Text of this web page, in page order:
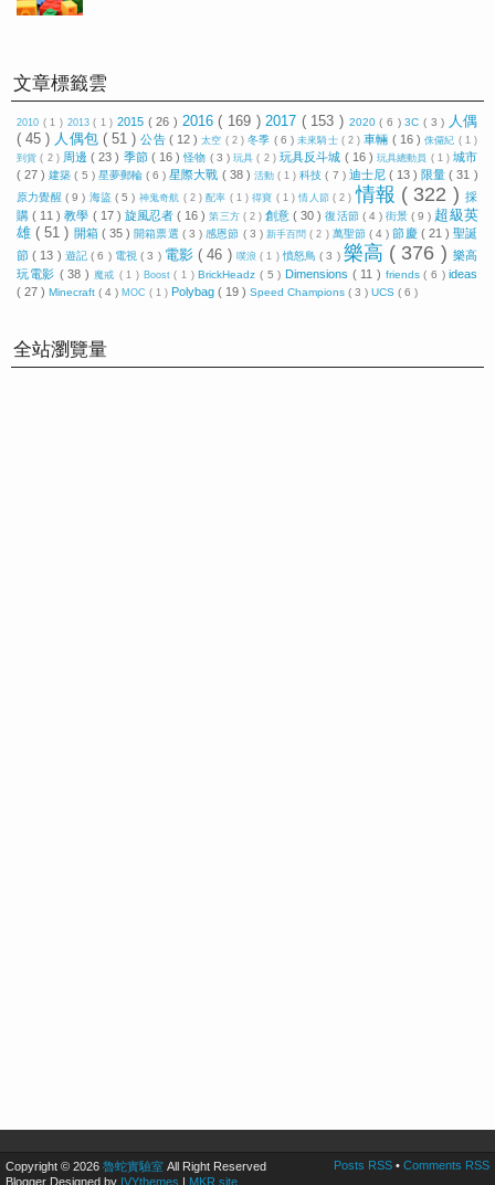
文章標籤雲
2010 ( 1 ) 2013( 1 )2015 ( 26 ) 2016( 169 )2017 ( 153 ) 2020( 6 )3C ( 3 ) 人偶
( 45 ) 人偶包( 51 )公告 ( 12 )太空 ( 2 )冬季 ( 6 )未來騎士 ( 2 )車輛 ( 16 )侏儸紀 ( 1 )
到貨( 2 ) 周邊( 23 ) 季節 ( 16 )怪物 ( 3 ) 玩具( 2 ) 玩具反斗城 ( 16 ) 玩具總動員 ( 1 ) 城市
( 27 )建築( 5 ) 星夢郵輪( 6 )星際大戰 ( 38 ) 活動( 1 )科技( 7 ) 迪士尼 ( 13 )限量( 31 )
原力覺醒 ( 9 ) 海盜( 5 ) 神鬼奇航 ( 2 )配率 ( 1 )得寶 ( 1 )情人節( 2 )情報 ( 322 ) 採
購( 11 )教學 ( 17 ) 旋風忍者( 16 )第三方 ( 2 ) 創意( 30 )復活節 ( 4 ) 街景( 9 ) 超級英
雄( 51 ) 開箱 ( 35 )開箱票選 ( 3 )感恩節 ( 3 ) 新手百問( 2 ) 萬聖節( 4 )節慶 ( 21 )聖誕
節( 13 ) 遊記( 6 ) 電視( 3 ) 電影( 46 ) 噗浪( 1 ) 憤怒鳥( 3 ) 樂高 ( 376 ) 樂高
玩電影 ( 38 ) 魔戒 ( 1 ) Boost( 1 ) BrickHeadz( 5 ) Dimensions ( 11 ) friends( 6 )ideas
( 27 ) Minecraft ( 4 ) MOC ( 1 ) Polybag ( 19 ) Speed Champions ( 3 ) UCS ( 6 )
全站瀏覽量
Copyright © 2026 魯蛇實驗室 All Right Reserved
Blogger Designed by IVYthemes | MKR site
Posts RSS • Comments RSS